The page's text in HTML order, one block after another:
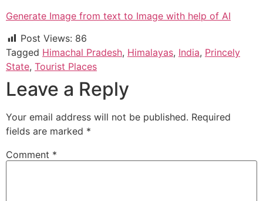
Generate Image from text to Image with help of AI
Post Views: 86
Tagged Himachal Pradesh, Himalayas, India, Princely
State, Tourist Places
Leave a Reply
Your email address will not be published. Required
fields are marked *
Comment *